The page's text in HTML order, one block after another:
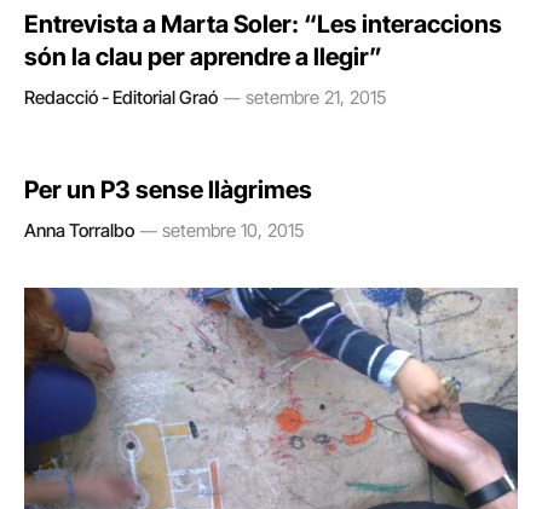
Entrevista a Marta Soler: “Les interaccions
són la clau per aprendre a llegir”
Redacció - Editorial Graó setembre 21, 2015
Per un P3 sense llàgrimes
Anna Torralbo setembre 10, 2015